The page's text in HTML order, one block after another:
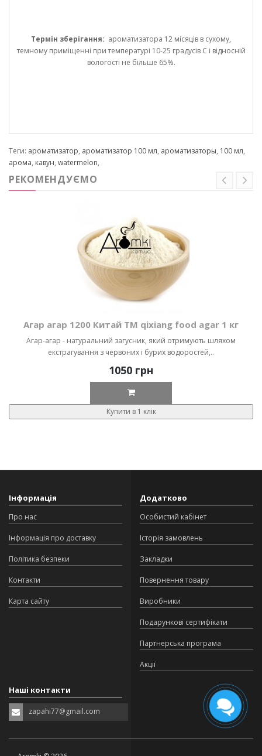
Термін зберігання: ароматизатора 12 місяців в сухому,
темному приміщенні при температурі 10-25 градусів С і відносній
вологості не більше 65%.
Теги: ароматизатор, ароматизатор 100 мл, ароматизаторы, 100 мл,
арома, кавун, watermelon,
РЕКОМЕНДУЄМО
Агар агар 1200 Китай ТМ qixiang food agar 1 кг
Агар-агар - натуральний загусник, який отримують шляхом
екстрагування з червоних і бурих водоростей,..
1050 грн
Купити в 1 клік
Інформація
Про нас
Інформація про доставку
Політика безпеки
Контакти
Карта сайту
Додатково
Особистий кабінет
Історія замовлень
Закладки
Повернення товару
Виробники
Подарункові сертифікати
Партнерська програма
Акції
Наші контакти
zapahi77@gmail.com